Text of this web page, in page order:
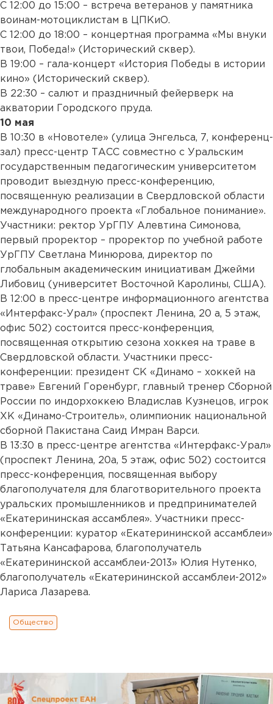
С 12:00 до 15:00 – встреча ветеранов у памятника
воинам-мотоциклистам в ЦПКиО.
С 12:00 до 18:00 – концертная программа «Мы внуки
твои, Победа!» (Исторический сквер).
В 19:00 – гала-концерт «История Победы в истории
кино» (Исторический сквер).
В 22:30 – салют и праздничный фейерверк на
акватории Городского пруда.
10 мая
В 10:30 в «Новотеле» (улица Энгельса, 7, конференц-
зал) пресс-центр ТАСС совместно с Уральским
государственным педагогическим университетом
проводит выездную пресс-конференцию,
посвященную реализации в Свердловской области
международного проекта «Глобальное понимание».
Участники: ректор УрГПУ Алевтина Симонова,
первый проректор – проректор по учебной работе
УрГПУ Светлана Минюрова, директор по
глобальным академическим инициативам Джейми
Либовиц (университет Восточной Каролины, США).
В 12:00 в пресс-центре информационного агентства
«Интерфакс-Урал» (проспект Ленина, 20 а, 5 этаж,
офис 502) состоится пресс-конференция,
посвященная открытию сезона хоккея на траве в
Свердловской области. Участники пресс-
конференции: президент СК «Динамо – хоккей на
траве» Евгений Горенбург, главный тренер Сборной
России по индорхоккею Владислав Кузнецов, игрок
ХК «Динамо-Строитель», олимпионик национальной
сборной Пакистана Саид Имран Варси.
В 13:30 в пресс-центре агентства «Интерфакс-Урал»
(проспект Ленина, 20а, 5 этаж, офис 502) состоится
пресс-конференция, посвященная выбору
благополучателя для благотворительного проекта
уральских промышленников и предпринимателей
«Екатерининская ассамблея». Участники пресс-
конференции: куратор «Екатерининской ассамблеи»
Татьяна Кансафарова, благополучатель
«Екатерининской ассамблеи-2013» Юлия Нутенко,
благополучатель «Екатерининской ассамблеи-2012»
Лариса Лазарева.
Общество